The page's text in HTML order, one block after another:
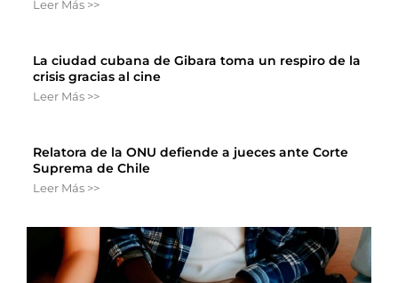
Leer Más >>
La ciudad cubana de Gibara toma un respiro de la
crisis gracias al cine
Leer Más >>
Relatora de la ONU defiende a jueces ante Corte
Suprema de Chile
Leer Más >>